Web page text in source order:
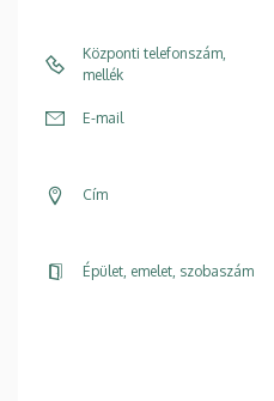
Központi telefonszám,
mellék
E-mail
Cím
Épület, emelet, szobaszám